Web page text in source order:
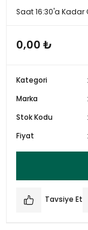
Saat 16:30'a Kadar
0,00 ₺
Kategori
Marka
Stok Kodu
Fiyat
Tavsiye Et